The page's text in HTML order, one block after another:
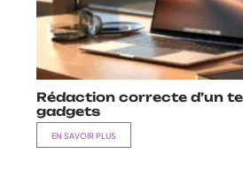
Rédaction correcte d’un
gadgets
EN SAVOIR PLUS